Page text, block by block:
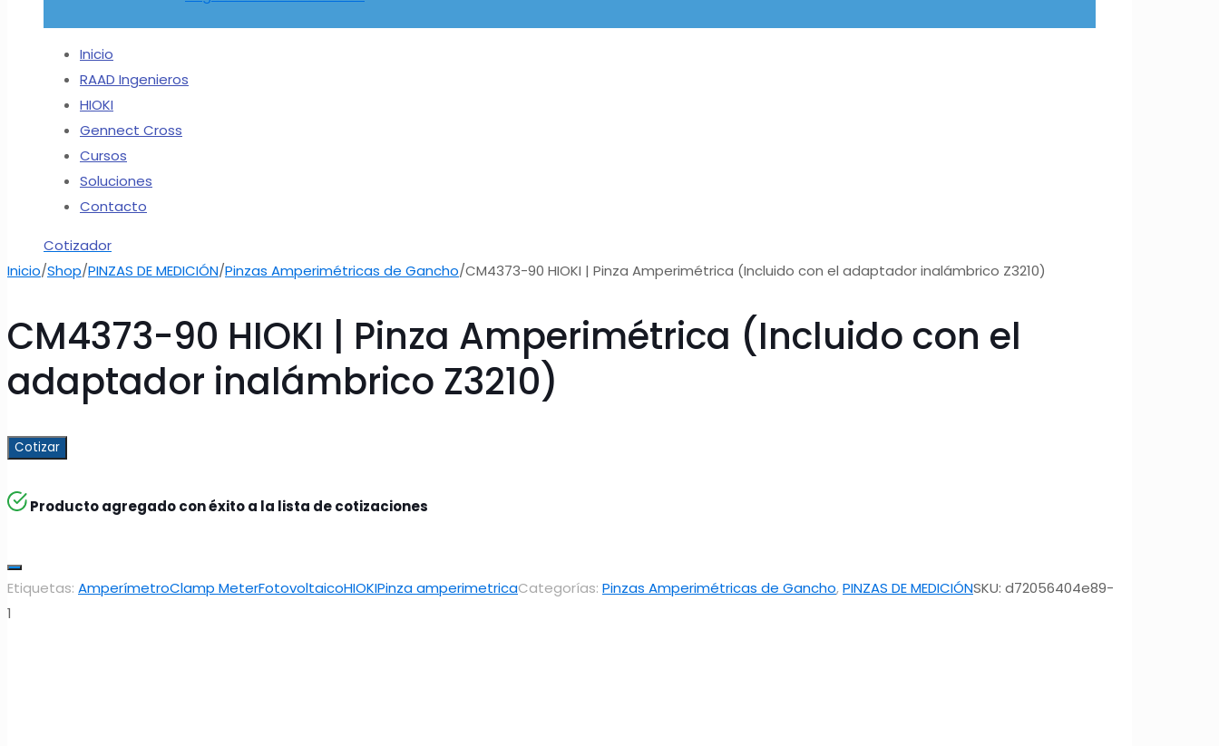
Inicio
RAAD Ingenieros
HIOKI
Gennect Cross
Cursos
Soluciones
Contacto
Cotizador
Inicio/Shop/PINZAS DE MEDICIÓN/Pinzas Amperimétricas de Gancho/CM4373-90 HIOKI | Pinza Amperimétrica (Incluido con el adaptador inalámbrico Z3210)
CM4373-90 HIOKI | Pinza Amperimétrica (Incluido con el
adaptador inalámbrico Z3210)
Cotizar
Producto agregado con éxito a la lista de cotizaciones
Etiquetas: AmperímetroClamp MeterFotovoltaicoHIOKIPinza amperimetricaCategorías: Pinzas Amperimétricas de Gancho,PINZAS DE MEDICIÓNSKU: d72056404e89-
1